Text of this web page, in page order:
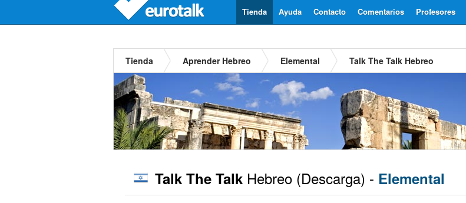
Profesores
Comentarios
Contacto
Ayuda
Tienda
Tienda Aprender Hebreo Elemental Talk The Talk Hebreo
Talk The Talk Hebreo (Descarga) - Elemental